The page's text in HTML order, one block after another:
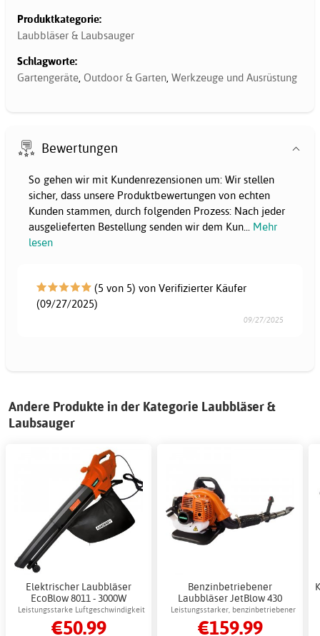
Produktkategorie:
Laubbläser & Laubsauger
Schlagworte:
Gartengeräte, Outdoor & Garten, Werkzeuge und Ausrüstung
Bewertungen
So gehen wir mit Kundenrezensionen um: Wir stellen
sicher, dass unsere Produktbewertungen von echten
Kunden stammen, durch folgenden Prozess: Nach jeder
ausgelieferten Bestellung senden wir dem Kun
Mehr
lesen
(5 von 5) von Verifizierter Käufer
(09/27/2025)
09/27/2025
Andere Produkte in der Kategorie Laubbläser &
Laubsauger
Elektrischer Laubbläser
EcoBlow 8011 - 3000W
Laubsauger
Leistungsstarke Luftgeschwindigkeit
von 275 km/h für effiziente Reinigung
€50.99
Benzinbetriebener
Laubbläser JetBlow 430
Gardeney 43 cm³ - Testsieger
unter den Laubsaugern und
Laubbläsern
Leistungsstarker, benzinbetriebener
Laubbläser für große Flächen
€159.99